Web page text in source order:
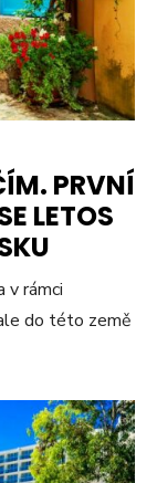
PRVNÍ
LETOS
v rámci
do této země